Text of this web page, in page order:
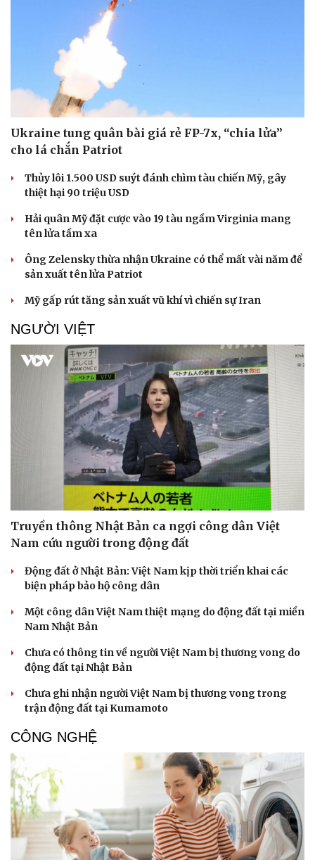
Doanh nghiệp
Thông tin doanh nghiệp
Doanh nghiệp 24h
Doanh nhân
Vì cộng đồng
Trải nghiệm
Chuyển đổi số
Ukraine tung quân bài giá rẻ FP-7x, “chia lửa”
cho lá chắn Patriot
Thủy lôi 1.500 USD suýt đánh chìm tàu chiến Mỹ, gây
thiệt hại 90 triệu USD
Hải quân Mỹ đặt cược vào 19 tàu ngầm Virginia mang
tên lửa tầm xa
Ông Zelensky thừa nhận Ukraine có thể mất vài năm để
sản xuất tên lửa Patriot
Mỹ gấp rút tăng sản xuất vũ khí vì chiến sự Iran
NGƯỜI VIỆT
Truyền thông Nhật Bản ca ngợi công dân Việt
Nam cứu người trong động đất
Động đất ở Nhật Bản: Việt Nam kịp thời triển khai các
biện pháp bảo hộ công dân
Một công dân Việt Nam thiệt mạng do động đất tại miền
Nam Nhật Bản
Chưa có thông tin về người Việt Nam bị thương vong do
động đất tại Nhật Bản
Chưa ghi nhận người Việt Nam bị thương vong trong
trận động đất tại Kumamoto
CÔNG NGHỆ